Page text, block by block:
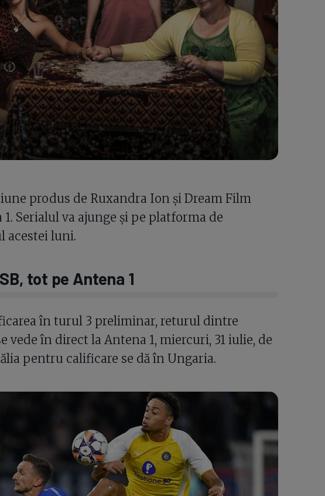
produs de Ruxandra Ion şi Dream Film
Serialul va ajunge şi pe platforma de
acestei luni.
tot pe Antena 1
în turul 3 preliminar, returul dintre
vede în direct la Antena 1, miercuri, 31 iulie, de
pentru calificare se dă în Ungaria.